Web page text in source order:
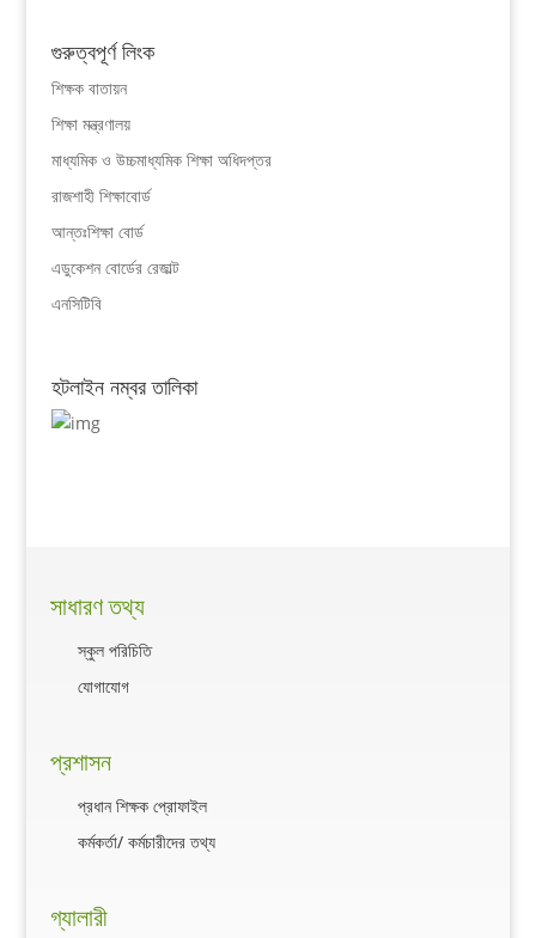
গুরুত্বপূর্ণ লিংক
শিক্ষক বাতায়ন
শিক্ষা মন্ত্রণালয়
মাধ্যমিক ও উচ্চমাধ্যমিক শিক্ষা অধিদপ্তর
রাজশাহী শিক্ষাবোর্ড
আন্তঃশিক্ষা বোর্ড
এডুকেশন বোর্ডের রেজাল্ট
এনসিটিবি
হটলাইন নম্বর তালিকা
সাধারণ তথ্য
স্কুল পরিচিতি
যোগাযোগ
প্রশাসন
প্রধান শিক্ষক প্রোফাইল
কর্মকর্তা/ কর্মচারীদের তথ্য
গ্যালারী